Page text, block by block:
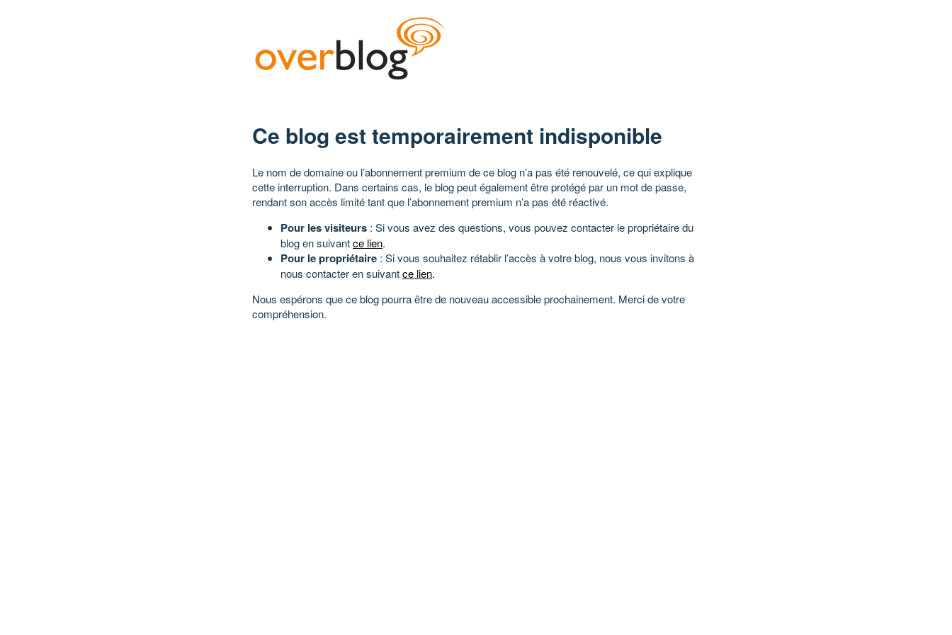
Ce blog est temporairement indisponible
Le nom de domaine ou l’abonnement premium de ce blog n’a pas été renouvelé, ce qui explique
cette interruption. Dans certains cas, le blog peut également être protégé par un mot de passe,
rendant son accès limité tant que l’abonnement premium n’a pas été réactivé.
Pour les visiteurs : Si vous avez des questions, vous pouvez contacter le propriétaire du
blog en suivantce lien.
Pour le propriétaire : Si vous souhaitez rétablir l’accès à votre blog, nous vous invitons à
nous contacter en suivantce lien.
Nous espérons que ce blog pourra être de nouveau accessible prochainement. Merci de votre
compréhension.